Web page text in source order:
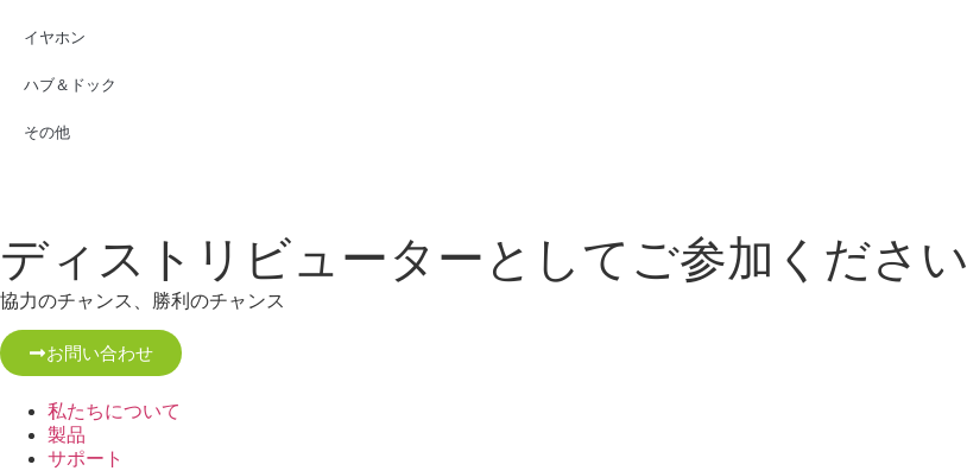
イヤホン
ハブ＆ドック
その他
ディストリビューターとしてご参加ください
協力のチャンス、勝利のチャンス
お問い合わせ
私たちについて
製品
サポート